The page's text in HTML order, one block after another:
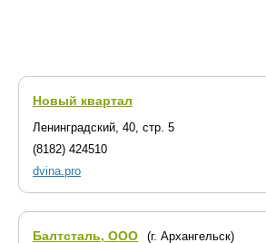
Новый квартал
Ленинградский, 40, стр. 5
(8182) 424510
dvina.pro
Балтсталь, ООО
(г. Архангельск)